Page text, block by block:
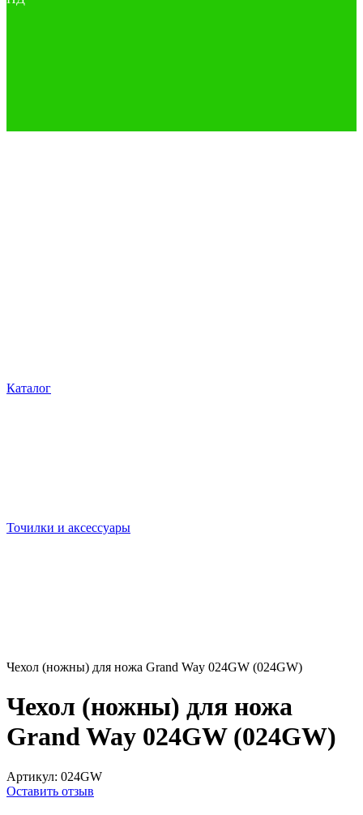
Каталог
Точилки и аксессуары
Чехол (ножны) для ножа Grand Way 024GW (024GW)
Чехол (ножны) для ножа
Grand Way 024GW (024GW)
Артикул: 024GW
Оставить отзыв